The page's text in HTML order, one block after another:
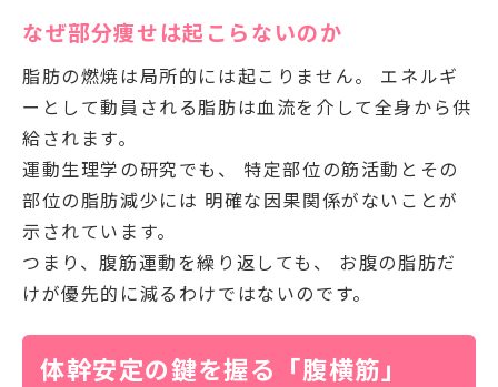
なぜ部分痩せは起こらないのか
脂肪の燃焼は局所的には起こりません。 エネルギ
ーとして動員される脂肪は血流を介して全身から供
給されます。
運動生理学の研究でも、 特定部位の筋活動とその
部位の脂肪減少には 明確な因果関係がないことが
示されています。
つまり、腹筋運動を繰り返しても、 お腹の脂肪だ
けが優先的に減るわけではないのです。
体幹安定の鍵を握る「腹横筋」